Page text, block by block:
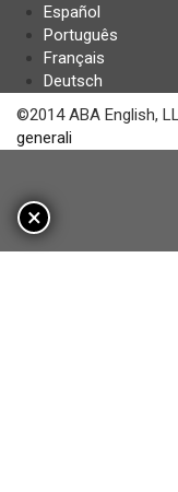
Español
Português
Français
Deutsch
©2014 ABA English,
generali
×